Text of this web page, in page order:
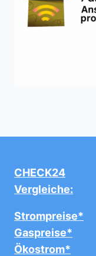
CHECK24
Vergleiche:
Strompreise*
Gaspreise*
Ökostrom*